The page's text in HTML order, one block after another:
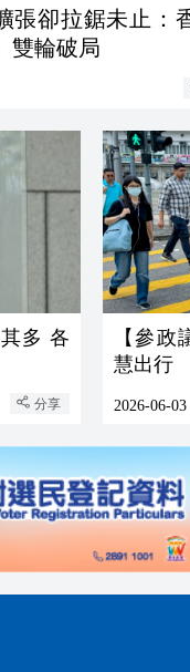
張卻拉鋸未止：
雙輪破局
多 各
分享
【參
慧出行
2026-06-03